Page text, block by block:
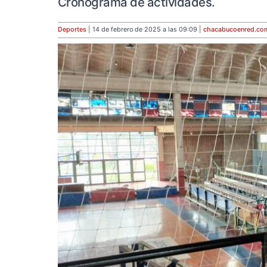
Deportes | 14 de febrero de 2025 a las 09:09 | chacabucoenred